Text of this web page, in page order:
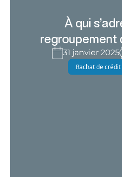
À qui
regroupement
31 janvier 2025
Rachat de crédit